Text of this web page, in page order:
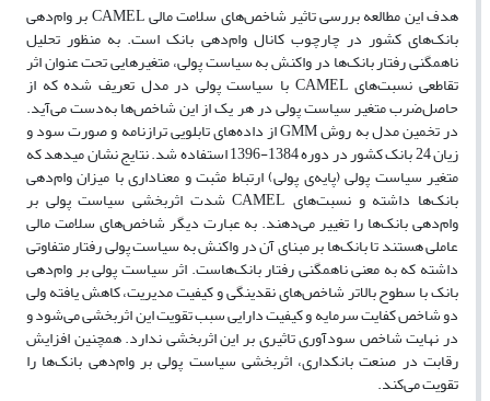
هدف این مطالعه بررسی تاثیر شاخص‌های سلامت مالی CAMEL بر وام‌دهی
بانک‌های کشور در چارچوب کانال وام‌دهی بانک است. به منظور تحلیل
ناهمگنی رفتار بانک‌ها در واکنش به سیاست پولی، متغیرهایی تحت عنوان اثر
تقاطعی نسبت‌های CAMEL با سیاست پولی در مدل تعریف شده‌ که از
حاصل‌ضرب متغیر سیاست پولی در هر یک از این شاخص‌ها به‌دست می‌آید.
در تخمین مدل به روش GMM از داده‌های تابلویی ترازنامه‌ و صورت سود و
زیان 24 بانک کشور در دوره 1384-1396 استفاده شد. نتایج نشان میدهد که
متغیر سیاست پولی (پایه‌ی پولی) ارتباط مثبت و معناداری با میزان وام‌دهی
بانک‌ها داشته و نسبت‌های CAMEL شدت اثر‌بخشی سیاست پولی بر
وام‌دهی بانک‌ها را تغییر می‌دهند. به عبارت دیگر شاخص‌های سلامت مالی
عاملی هستند تا بانک‌ها بر مبنای آن در واکنش به سیاست پولی رفتار متفاوتی
داشته که به معنی ناهمگنی رفتار بانک‌هاست. اثر سیاست پولی بر وام‌دهی
بانک با سطوح بالاتر شاخص‌های نقدینگی و کیفیت مدیریت، کاهش یافته ولی
دو شاخص کفایت سرمایه و کیفیت دارایی سبب تقویت این اثربخشی می‌شود و
در نهایت شاخص سودآوری تاثیری بر این اثربخشی ندارد. همچنین افزایش
رقابت در صنعت بانکداری، اثربخشی سیاست پولی بر وام‌دهی بانک‌ها را
تقویت می‌کند.